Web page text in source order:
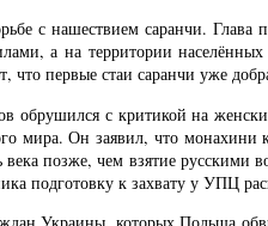
с нашествием саранчи.
а на территории
первые стаи саранчи уже
обрушился с критикой на
мира. Он заявил, что
позже, чем взятие
подготовку к захвату у УПЦ
Украины, которых Польша